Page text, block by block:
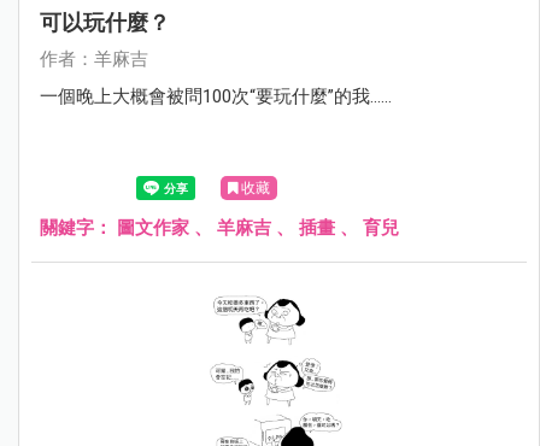
可以玩什麼？
作者：羊麻吉
一個晚上大概會被問100次“要玩什麼”的我……
收藏
關鍵字： 圖文作家 、 羊麻吉 、 插畫 、 育兒